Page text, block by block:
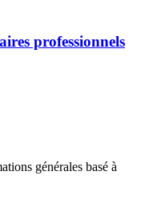
professionnels
générales basé à